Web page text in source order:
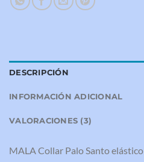
DESCRIPCIÓN
INFORMACIÓN ADICIONAL
VALORACIONES (3)
MALA Collar Palo Santo elástico